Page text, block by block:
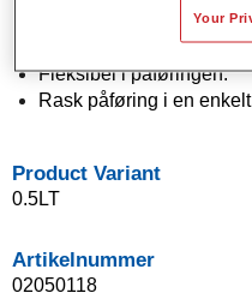
Gode
usynlige reparasjoner.
Fleksibel i påføringen.
Rask påføring i en
Product Variant
0.5LT
Artikelnummer
02050118
Your